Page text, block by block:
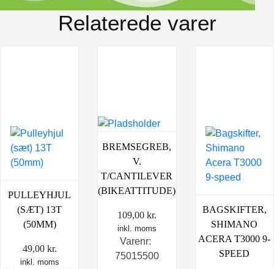
Relaterede varer
PULLEYHJUL
(SÆT) 13T
(50MM)
49,00 kr.
inkl. moms
BREMSEGREB,
V.
T/CANTILEVER
(BIKEATTITUDE)
109,00 kr.
inkl. moms
Varenr:
75015500
BAGSKIFTER,
SHIMANO
ACERA T3000 9-
SPEED